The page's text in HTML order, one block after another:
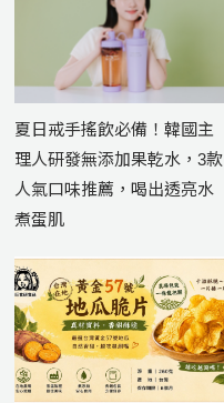
夏日戒手搖飲必備！韓國主
理人研發無添加果乾水，3款
人氣口味推薦，喝出透亮水
煮蛋肌